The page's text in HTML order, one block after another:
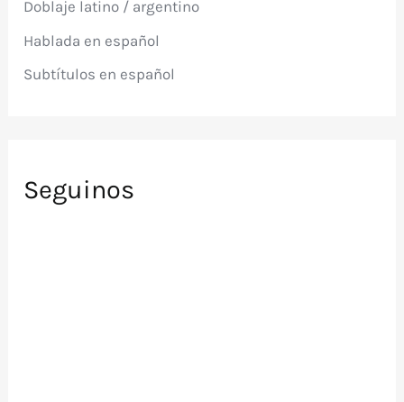
o
:
Doblaje latino / argentino
Hablada en español
Subtítulos en español
Seguinos